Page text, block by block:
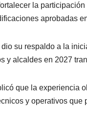
la
aprobadas
su respaldo a la
y alcaldes en 2027
que la experiencia
y operativos